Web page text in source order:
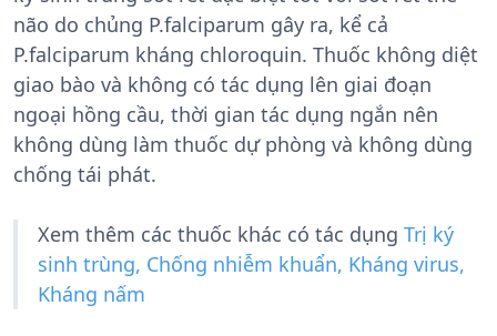
não do chủng P.falciparum gây ra, kể cả
P.falciparum kháng chloroquin. Thuốc không diệt
giao bào và không có tác dụng lên giai đoạn
ngoại hồng cầu, thời gian tác dụng ngắn nên
không dùng làm thuốc dự phòng và không dùng
chống tái phát.
Xem thêm các thuốc khác có tác dụng Trị ký
sinh trùng, Chống nhiễm khuẩn, Kháng virus,
Kháng nấm